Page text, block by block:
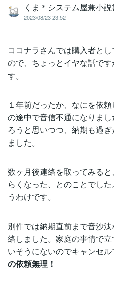
くま＊システム屋兼小説
2023/08/23 23:52
ココナラさんでは購入者と
ので、ちょっとイヤな話で
す。
１年前だったか、なにを依
の途中で音信不通になりま
ろうと思いつつ、納期も過
ました。
数ヶ月後連絡を取ってみる
らくなった、とのことでした
うわけです。
別件では納期直前まで音沙
絡しました。家庭の事情で
いそうにないのでキャンセル
の依頼無理！